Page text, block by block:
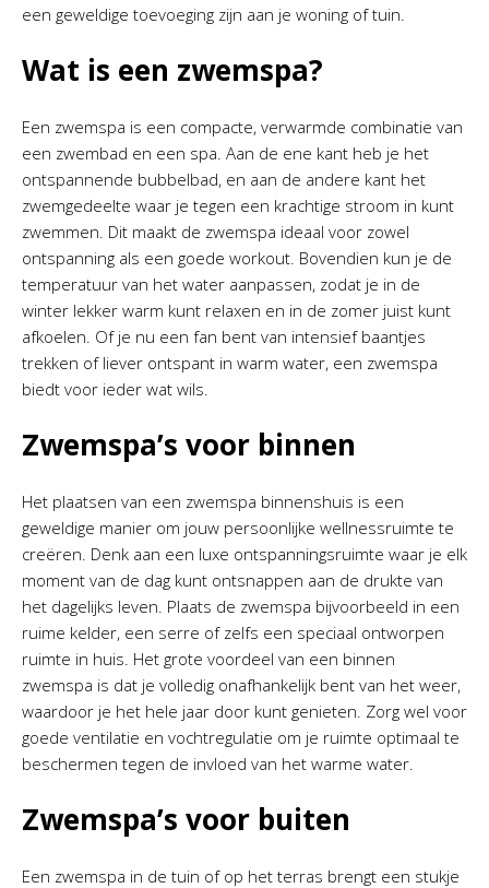
een geweldige toevoeging zijn aan je woning of tuin.
Wat is een zwemspa?
Een zwemspa is een compacte, verwarmde combinatie van
een zwembad en een spa. Aan de ene kant heb je het
ontspannende bubbelbad, en aan de andere kant het
zwemgedeelte waar je tegen een krachtige stroom in kunt
zwemmen. Dit maakt de zwemspa ideaal voor zowel
ontspanning als een goede workout. Bovendien kun je de
temperatuur van het water aanpassen, zodat je in de
winter lekker warm kunt relaxen en in de zomer juist kunt
afkoelen. Of je nu een fan bent van intensief baantjes
trekken of liever ontspant in warm water, een zwemspa
biedt voor ieder wat wils.
Zwemspa’s voor binnen
Het plaatsen van een zwemspa binnenshuis is een
geweldige manier om jouw persoonlijke wellnessruimte te
creëren. Denk aan een luxe ontspanningsruimte waar je elk
moment van de dag kunt ontsnappen aan de drukte van
het dagelijks leven. Plaats de zwemspa bijvoorbeeld in een
ruime kelder, een serre of zelfs een speciaal ontworpen
ruimte in huis. Het grote voordeel van een binnen
zwemspa is dat je volledig onafhankelijk bent van het weer,
waardoor je het hele jaar door kunt genieten. Zorg wel voor
goede ventilatie en vochtregulatie om je ruimte optimaal te
beschermen tegen de invloed van het warme water.
Zwemspa’s voor buiten
Een zwemspa in de tuin of op het terras brengt een stukje